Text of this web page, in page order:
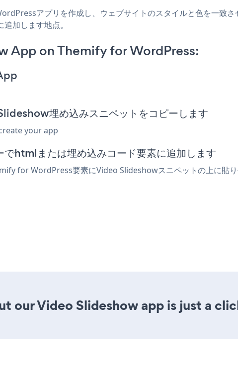
アプリを作成し、ウェブサイトのスタイルと色を一致
加します地点。
App on Themify for WordPress:
埋め込みスニペットをコピーします
your app
htmlまたは埋め込みコード要素に追加します
for WordPress要素にVideo Slideshowスニペットの上に貼
our Video Slideshow app is just a